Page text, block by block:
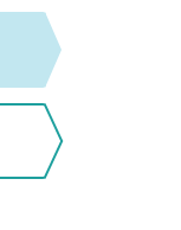
イ